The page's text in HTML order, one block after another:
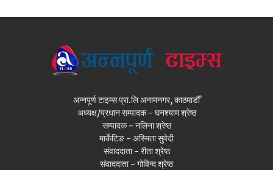
अन्नपूर्ण टाइम्स प्रा.लि अनामनगर, काठमाडौँ
अध्यक्ष/प्रधान सम्पादक - घनश्याम श्रेष्ठ
सम्पादक - नलिना श्रेष्ठ
मार्केटिङ - अस्मिता सुवेदी
संवाददाता - रीता श्रेष्ठ
संवाददाता - गोविन्द श्रेष्ठ